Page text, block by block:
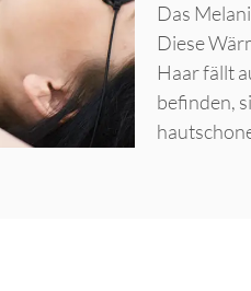
Das
Diese
Haar fällt
befinden,